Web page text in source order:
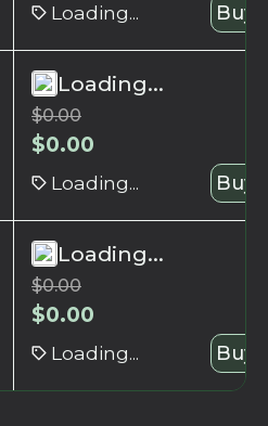
Loading... Buy
Loading...
$0.00
$0.00
Loading... Buy
Loading...
$0.00
$0.00
Loading... Buy